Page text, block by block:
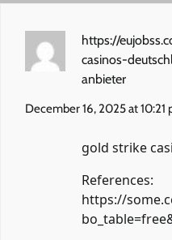
https://
casinos-
anbieter
December 16, 2025 at 10:21
gold strike
References:
https://